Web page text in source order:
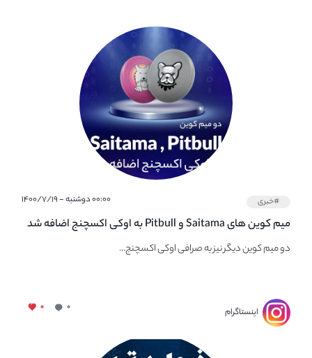
#خبری ۰۰:۰۰ دوشنبه - ۱۴۰۰/۷/۱۹
میم کوین های Saitama و Pitbull به اوکی اکسچنج اضافه شد
دو میم کوین دیگر نیز به صرافی اوکی اکسچنج...
اینستاگرام ۰ ۰